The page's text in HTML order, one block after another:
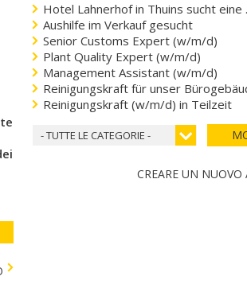
del cuore
bambini)
Hotel Lahnerhof in Thuins sucht eine
Aushilfe im Verkauf gesucht
Senior Customs Expert (w/m/d)
Plant Quality Expert (w/m/d)
Management Assistant (w/m/d)
Reinigungskraft für unser
Reinigungskraft (w/m/d) in Teilzeit
- TUTTE LE CATEGORIE -
CREARE UN